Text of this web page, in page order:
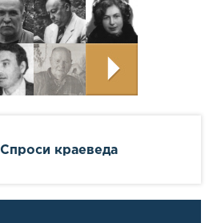
Cпроси краеведа